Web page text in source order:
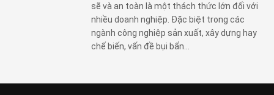
sẽ và an toàn là một thách thức lớn đối với
nhiều doanh nghiệp. Đặc biệt trong các
ngành công nghiệp sản xuất, xây dựng hay
chế biến, vấn đề bụi bẩn...